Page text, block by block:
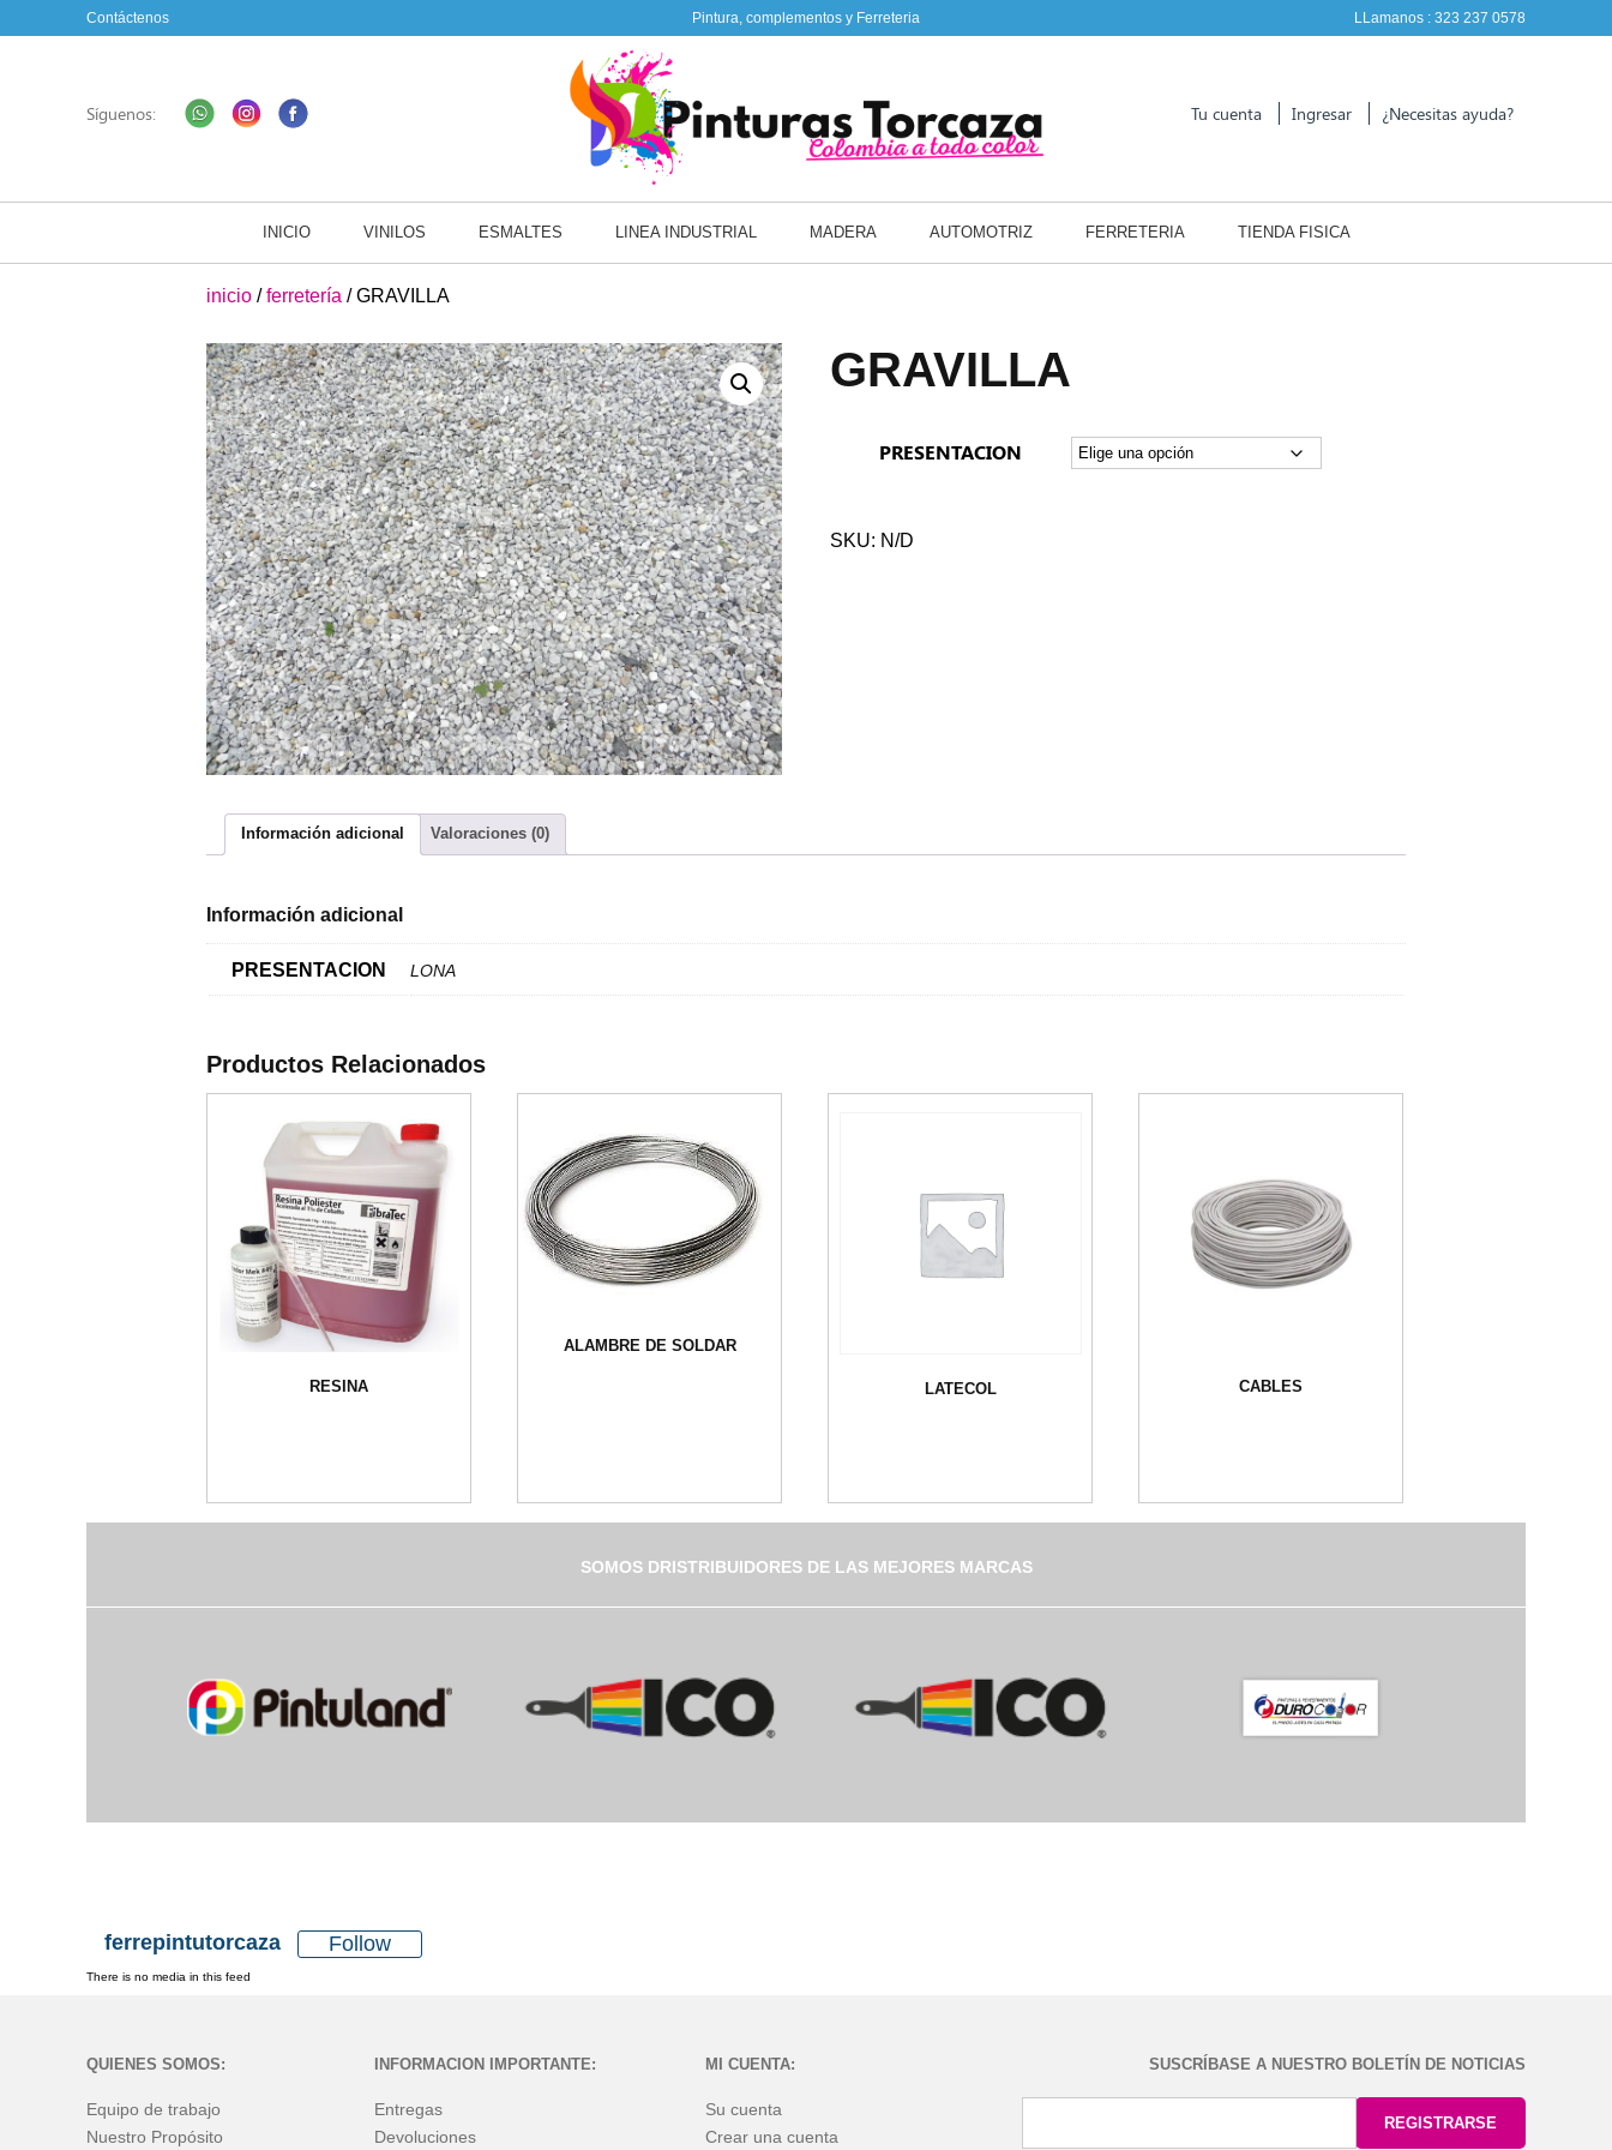
Contáctenos Pintura, complementos y Ferreteria LLamanos : 323 237 0578
Síguenos: Tu cuenta Ingresar ¿Necesitas ayuda?
INICIO VINILOS ESMALTES LINEA INDUSTRIAL MADERA AUTOMOTRIZ FERRETERIA TIENDA FISICA
inicio /ferretería / GRAVILLA
GRAVILLA
PRESENTACION
SKU: N/D
Información adicional Valoraciones (0)
Información adicional
PRESENTACION LONA
Productos Relacionados
RESINA
ALAMBRE DE SOLDAR
LATECOL CABLES
SOMOS DRISTRIBUIDORES DE LAS MEJORES MARCAS
ferrepintutorcaza Follow
There is no media in this feed
QUIENES SOMOS:
Equipo de trabajo
Nuestro Propósito
INFORMACION IMPORTANTE:
Entregas
Devoluciones
MI CUENTA:
Su cuenta
Crear una cuenta
SUSCRÍBASE A NUESTRO BOLETÍN DE NOTICIAS